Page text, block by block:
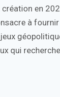
création en
à
qui